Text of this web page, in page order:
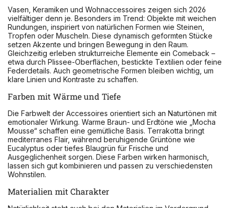
Vasen, Keramiken und Wohnaccessoires zeigen sich 2026
vielfältiger denn je. Besonders im Trend: Objekte mit weichen
Rundungen, inspiriert von natürlichen Formen wie Steinen,
Tropfen oder Muscheln. Diese dynamisch geformten Stücke
setzen Akzente und bringen Bewegung in den Raum.
Gleichzeitig erleben strukturreiche Elemente ein Comeback –
etwa durch Plissee-Oberflächen, bestickte Textilien oder feine
Federdetails. Auch geometrische Formen bleiben wichtig, um
klare Linien und Kontraste zu schaffen.
Farben mit Wärme und Tiefe
Die Farbwelt der Accessoires orientiert sich an Naturtönen mit
emotionaler Wirkung. Warme Braun- und Erdtöne wie „Mocha
Mousse“ schaffen eine gemütliche Basis. Terrakotta bringt
mediterranes Flair, während beruhigende Grüntöne wie
Eucalyptus oder tiefes Blaugrün für Frische und
Ausgeglichenheit sorgen. Diese Farben wirken harmonisch,
lassen sich gut kombinieren und passen zu verschiedensten
Wohnstilen.
Materialien mit Charakter